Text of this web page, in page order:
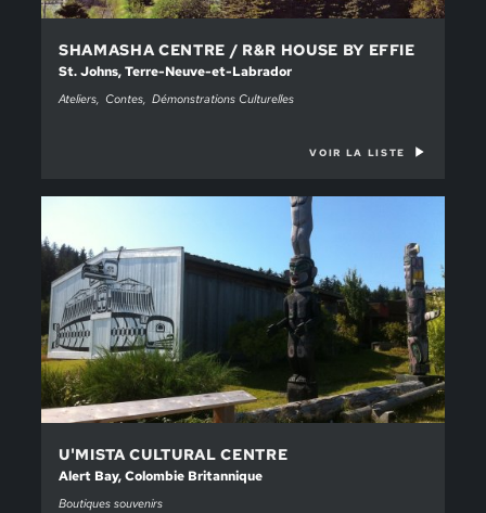
SHAMASHA CENTRE / R&R HOUSE BY EFFIE
St. Johns, Terre-Neuve-et-Labrador
Ateliers Contes Démonstrations Culturelles
VOIR LA LISTE
U'MISTA CULTURAL CENTRE
Alert Bay, Colombie Britannique
Boutiques souvenirs